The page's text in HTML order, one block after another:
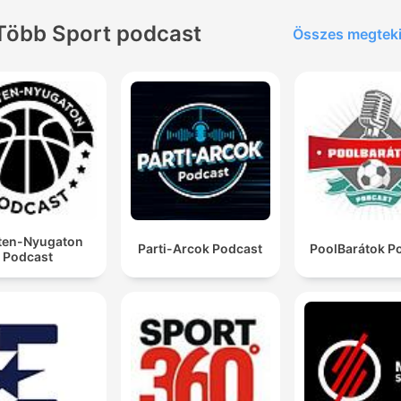
Sport podcast Összes
Nyugaton
Podcast
Parti-Arcok Podcast PoolBarátok